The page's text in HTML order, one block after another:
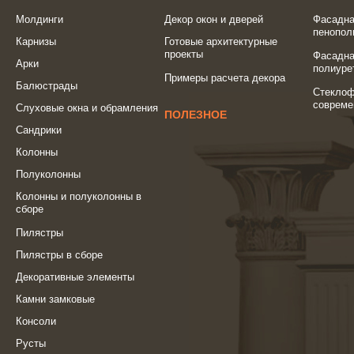
Молдинги
Карнизы
Арки
Балюстрады
Слуховые окна и обрамления
Сандрики
Колонны
Полуколонны
Колонны и полуколонны в
сборе
Пилястры
Пилястры в сборе
Декоративные элементы
Камни замковые
Консоли
Русты
Декор окон и дверей
Готовые архитектурные
проекты
Примеры расчета декора
ПОЛЕЗНОЕ